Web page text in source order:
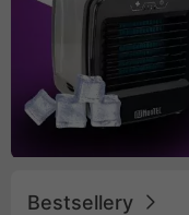
Bestsellery